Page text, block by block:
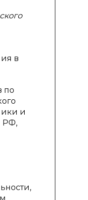
в
по
и
РФ,